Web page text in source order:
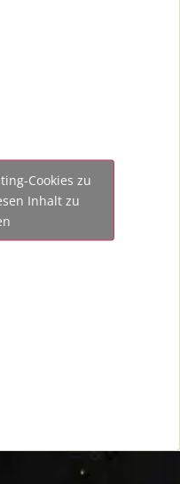
Cookies zu
Inhalt zu